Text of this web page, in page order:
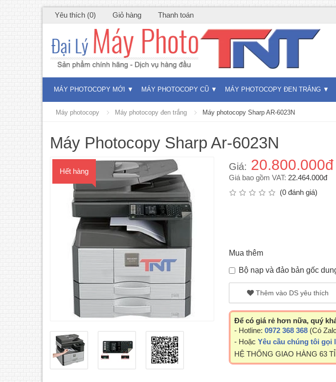
Yêu thích (0) Giỏ hàng Thanh toán
MÁY PHOTOCOPY MỚI MÁY PHOTOCOPY CŨ MÁY PHOTOCOPY ĐEN TRẮNG
Máy photocopy Máy photocopy đen trắng Máy photocopy Sharp AR-6023N
Máy Photocopy Sharp Ar-6023N
Hết hàng Giá: 20.800.000đ
Giá bao gồm VAT: 22.464.000đ
(0 đánh giá)
Mua thêm
Bộ nạp và đảo bản gốc
Thêm vào DS yêu thích
Để có giá rẻ hơn nữa, quý
- Hotline: 0972 368 368(Có
- Hoặc Yêu cầu chúng tôi gọi
HỆ THỐNG GIAO HÀNG 63